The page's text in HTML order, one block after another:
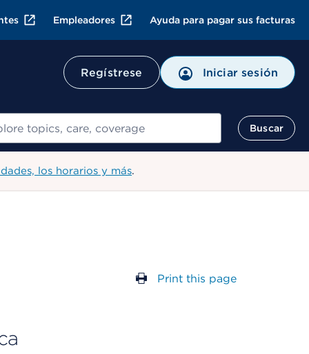
Empleadores Ayuda para pagar sus facturas
Regístrese Iniciar sesión
Buscar
los horarios y más.
Print this page